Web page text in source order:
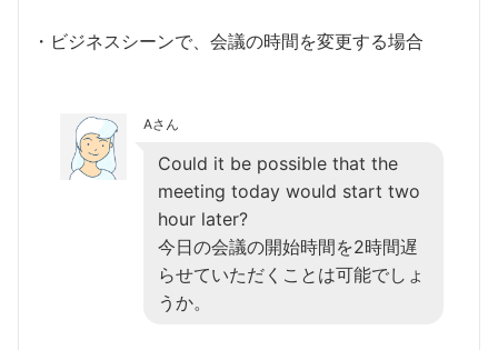
・ビジネスシーンで、会議の時間を変更する場合
Aさん
Could it be possible that the
meeting today would start two
hour later?
今日の会議の開始時間を2時間遅
らせていただくことは可能でしょ
うか。